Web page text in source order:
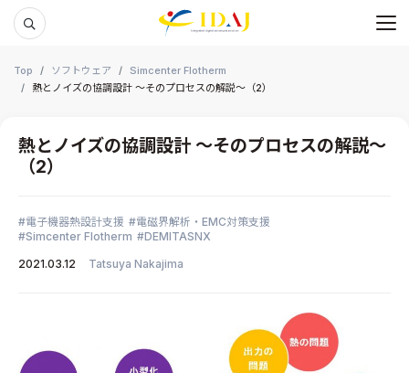
メ
Top ソフトウェア
Simcenter Flotherm
熱とノイズの協調設計 ～そのプロセスの解説～（2）
熱とノイズの協調設計 ～そのプロセスの解説～
（2）
電子機器熱設計支援
電磁界解析・EMC対策支援
Simcenter Flotherm
DEMITASNX
2021.03.12
Tatsuya Nakajima